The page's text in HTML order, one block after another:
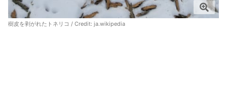
樹皮を剥がれたトネリコ / Credit: ja.wikipedia